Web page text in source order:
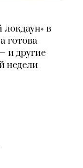
в
готова
и другие
недели